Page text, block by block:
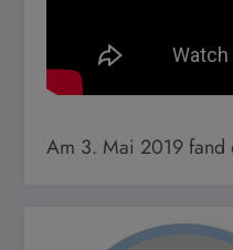
Am 3. Mai 2019 fand